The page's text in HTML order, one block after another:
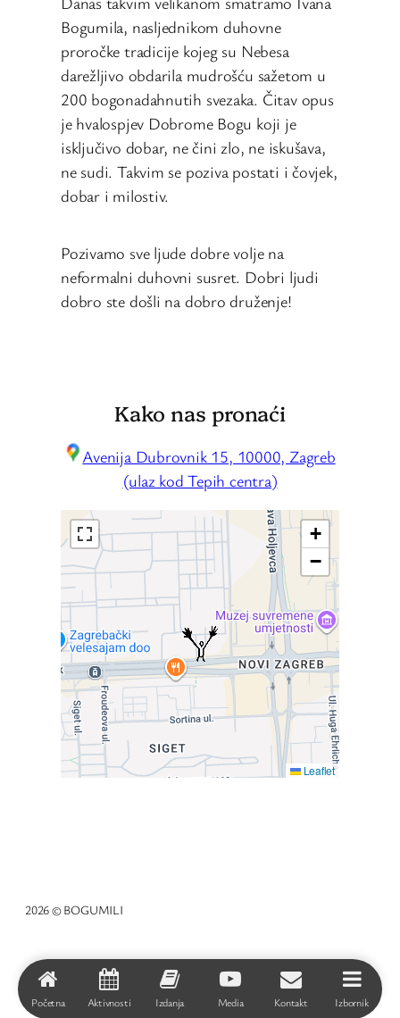
Bogumila, nasljednikom duhovne
proročke tradicije kojeg su Nebesa
darežljivo obdarila mudrošću sažetom u
200 bogonadahnutih svezaka. Čitav opus
je hvalospjev Dobrome Bogu koji je
isključivo dobar, ne čini zlo, ne iskušava,
ne sudi. Takvim se poziva postati i čovjek,
dobar i milostiv.
Pozivamo sve ljude dobre volje na
neformalni duhovni susret. Dobri ljudi
dobro ste došli na dobro druženje!
Kako nas pronaći
Avenija Dubrovnik 15, 10000, Zagreb
(ulaz kod Tepih centra)
+
−
Leaflet
2026 © BOGUMILI
Početna Aktivnosti Izdanja Media Kontakt Izbornik